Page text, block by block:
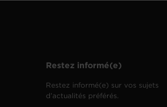
Restez informé(e)
Restez informé(e) sur vos sujets
d’actualités préférés.